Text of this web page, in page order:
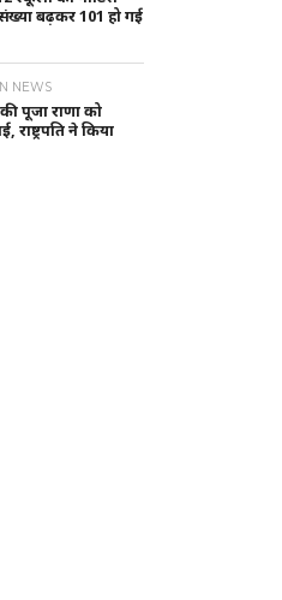
बढ़कर 101 हो गई
NEWS
पूजा राणा को
राष्ट्रपति ने किया